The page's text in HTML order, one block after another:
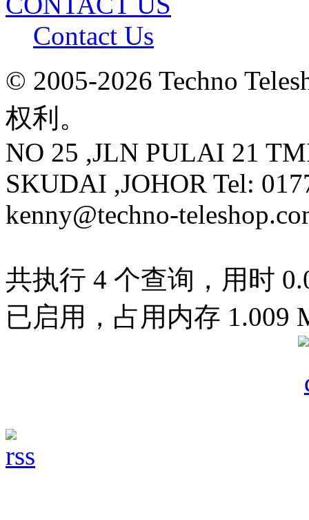
Contact Us
© 2005-2026 Techno
权利。
NO 25 ,JLN PULAI 21
SKUDAI ,JOHOR Tel:
kenny@techno-
共执行 4 个查询，用时
已启用，占用内存 1.009